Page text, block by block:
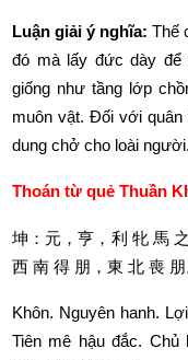
Luận giải ý nghĩa: Thế
đó mà lấy đức dày để
giống như tầng lớp
muôn vật. Đối với
dung chở cho loài người.
Thoán từ quẻ Thuần
坤：元，亨，利 牝 馬 之
西 南 得 朋，東 北 喪
Khôn. Nguyên hanh.
Tiên mê hậu đắc.